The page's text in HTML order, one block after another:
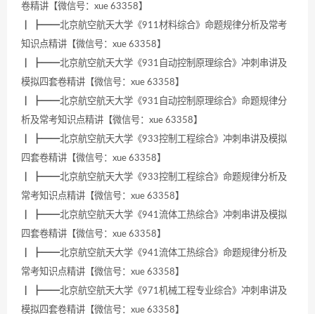
卷精讲【微信号：xue 63358】
┃ ┣━━北京航空航天大学《911材料综合》命题规律分析及常考
知识点精讲【微信号：xue 63358】
┃ ┣━━北京航空航天大学《931自动控制原理综合》冲刺串讲及
模拟四套卷精讲【微信号：xue 63358】
┃ ┣━━北京航空航天大学《931自动控制原理综合》命题规律分
析及常考知识点精讲【微信号：xue 63358】
┃ ┣━━北京航空航天大学《933控制工程综合》冲刺串讲及模拟
四套卷精讲【微信号：xue 63358】
┃ ┣━━北京航空航天大学《933控制工程综合》命题规律分析及
常考知识点精讲【微信号：xue 63358】
┃ ┣━━北京航空航天大学《941流体工热综合》冲刺串讲及模拟
四套卷精讲【微信号：xue 63358】
┃ ┣━━北京航空航天大学《941流体工热综合》命题规律分析及
常考知识点精讲【微信号：xue 63358】
┃ ┣━━北京航空航天大学《971机械工程专业综合》冲刺串讲及
模拟四套卷精讲【微信号：xue 63358】